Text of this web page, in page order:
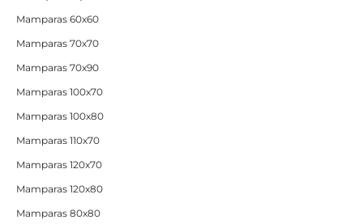
Mamparas 60x60
Mamparas 70x70
Mamparas 70x90
Mamparas 100x70
Mamparas 100x80
Mamparas 110x70
Mamparas 120x70
Mamparas 120x80
Mamparas 80x80